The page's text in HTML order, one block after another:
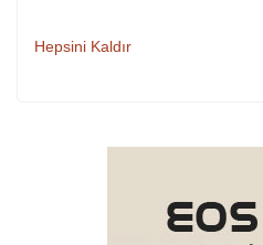
Hepsini Kaldır